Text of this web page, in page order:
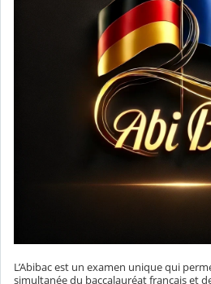
L’Abibac est un examen unique qui
simultanée du baccalauréat français et